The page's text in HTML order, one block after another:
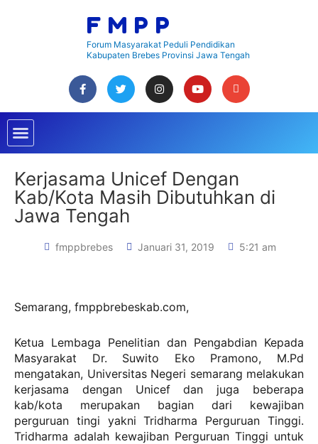
FMPP
Forum Masyarakat Peduli Pendidikan
Kabupaten Brebes Provinsi Jawa Tengah
F
a
c
o
T
w
i
r
I
n
s
r
a
m
Y
o
u
e
E
n
v
p
Menu
Kerjasama Unicef Dengan
Kab/Kota Masih Dibutuhkan di
Jawa Tengah
fmppbrebes Januari 31, 2019 5:21 am
Semarang, fmppbrebeskab.com,
Ketua Lembaga Penelitian dan Pengabdian Kepada
Masyarakat Dr. Suwito Eko Pramono, M.Pd
mengatakan, Universitas Negeri semarang melakukan
kerjasama dengan Unicef dan juga beberapa
kab/kota merupakan bagian dari kewajiban
perguruan tingi yakni Tridharma Perguruan Tinggi.
Tridharma adalah kewajiban Perguruan Tinggi untuk